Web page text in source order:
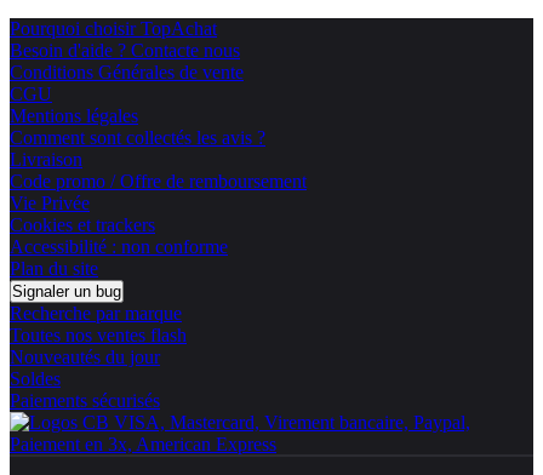
Pourquoi choisir TopAchat
Besoin d'aide ? Contacte nous
Conditions Générales de vente
CGU
Mentions légales
Comment sont collectés les avis ?
Livraison
Code promo / Offre de remboursement
Vie Privée
Cookies et trackers
Accessibilité : non conforme
Plan du site
Signaler un bug
Recherche par marque
Toutes nos ventes flash
Nouveautés du jour
Soldes
Paiements sécurisés